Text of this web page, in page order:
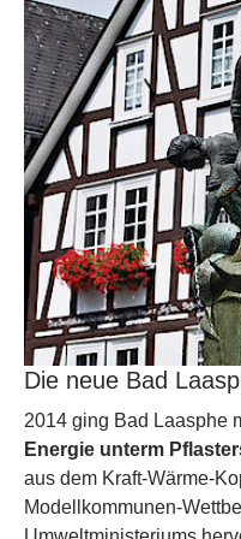
Die neue Bad
2014 ging Bad Laasphe
Energie unterm
aus dem Kraft-Wärme-
Modellkommunen-